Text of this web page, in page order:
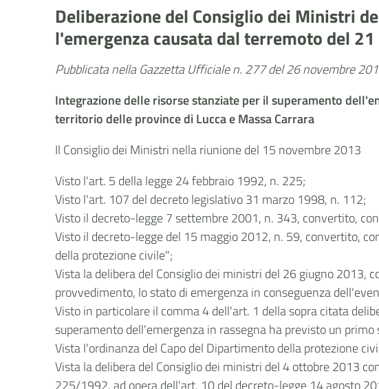
Deliberazione del Consiglio dei Ministri
l'emergenza causata dal terremoto del
Pubblicata nella Gazzetta Ufficiale n. 277 del 26 novembre
Integrazione delle risorse stanziate per il superamento
territorio delle province di Lucca e Massa Carrara
Il Consiglio dei Ministri nella riunione del 15 novembre 2013
Visto l'art. 5 della legge 24 febbraio 1992, n. 225;
Visto l'art. 107 del decreto legislativo 31 marzo 1998, n. 112;
Visto il decreto-legge 7 settembre 2001, n. 343, convertito,
Visto il decreto-legge del 15 maggio 2012, n. 59, convertito,
della protezione civile";
Vista la delibera del Consiglio dei ministri del 26 giugno 2013,
provvedimento, lo stato di emergenza in conseguenza
Visto in particolare il comma 4 dell'art. 1 della sopra citata
superamento dell'emergenza in rassegna ha previsto un
Vista l'ordinanza del Capo del Dipartimento della protezione
Vista la delibera del Consiglio dei ministri del 4 ottobre 2013
225/1992, ad opera dell'art. 10 del decreto-legge 14 agosto